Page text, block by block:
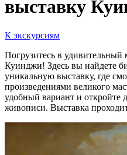
выставку
К экскурсиям
Погрузитесь в удивительный
Куинджи! Здесь вы найдете
уникальную выставку, где
произведениями великого
удобный вариант и откройте
живописи. Выставка